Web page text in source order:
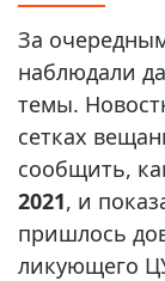
За
наблюдали
темы.
сетках
сообщить,
2021, и
пришлось
ликующего